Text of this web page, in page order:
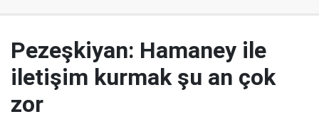
Pezeşkiyan: Hamaney ile
iletişim kurmak şu an çok
zor